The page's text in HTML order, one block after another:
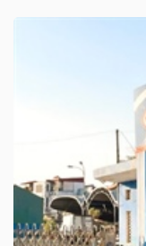
Tất cả Người
Bài
viết
của